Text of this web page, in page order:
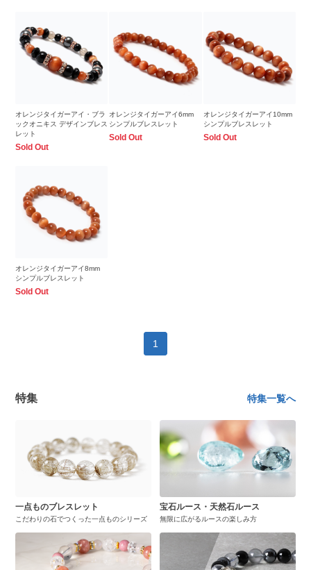
オレンジタイガーアイ・ブラ
ックオニキス デザインブレス
レット
Sold Out
オレンジタイガーアイ6mm
シンプルブレスレット
Sold Out
オレンジタイガーアイ10mm
シンプルブレスレット
Sold Out
オレンジタイガーアイ8mm
シンプルブレスレット
Sold Out
1
特集 特集一覧へ
一点ものブレスレット
こだわりの石でつくった一点ものシリーズ
宝石ルース・天然石ルース
無限に広がるルースの楽しみ方